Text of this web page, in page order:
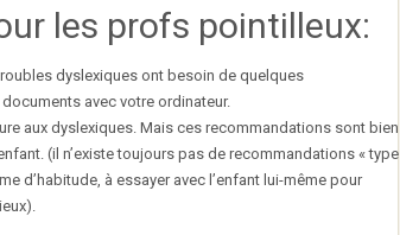
les profs pointilleux:
dyslexiques ont besoin de quelques
avec votre ordinateur.
aux dyslexiques. Mais ces recommandations sont bien
(il n’existe toujours pas de recommandations « type
d’habitude, à essayer avec l’enfant lui-même pour